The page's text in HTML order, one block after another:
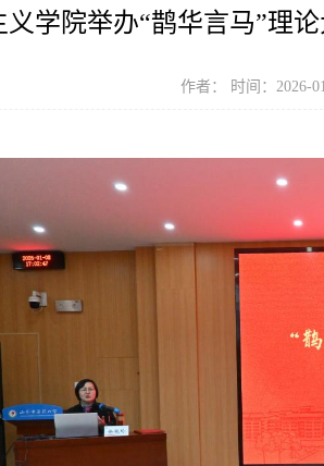
义学院举办“鹊华言马”理
作者： 时间：2026-